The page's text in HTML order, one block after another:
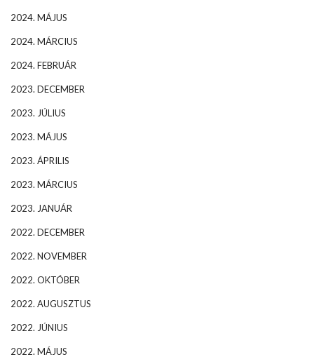
2024. MÁJUS
2024. MÁRCIUS
2024. FEBRUÁR
2023. DECEMBER
2023. JÚLIUS
2023. MÁJUS
2023. ÁPRILIS
2023. MÁRCIUS
2023. JANUÁR
2022. DECEMBER
2022. NOVEMBER
2022. OKTÓBER
2022. AUGUSZTUS
2022. JÚNIUS
2022. MÁJUS